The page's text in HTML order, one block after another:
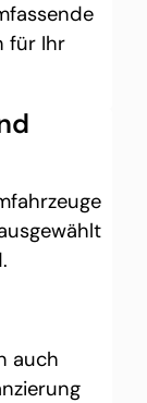
für Ihr
auch